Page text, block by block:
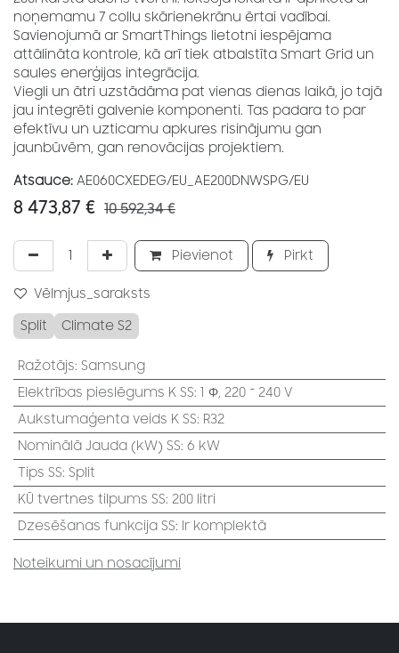
noņemamu 7 collu skārienekrānu ērtai vadībai.
Savienojumā ar SmartThings lietotni iespējama
attālināta kontrole, kā arī tiek atbalstīta Smart Grid un
saules enerģijas integrācija.
Viegli un ātri uzstādāma pat vienas dienas laikā, jo tajā
jau integrēti galvenie komponenti. Tas padara to par
efektīvu un uzticamu apkures risinājumu gan
jaunbūvēm, gan renovācijas projektiem.
Atsauce: AE060CXEDEG/EU_AE200DNWSPG/EU
8 473,87 € 10 592,34€
Pievienot Pirkt
Vēlmjus_saraksts
Split Climate S2
Ražotājs: Samsung
Elektrības pieslēgums K SS: 1 Φ, 220 ~ 240 V
Aukstumaģenta veids K SS: R32
Nominālā Jauda (kW) SS: 6 kW
Tips SS: Split
KŪ tvertnes tilpums SS: 200 litri
Dzesēšanas funkcija SS: Ir komplektā
Noteikumi un nosacījumi